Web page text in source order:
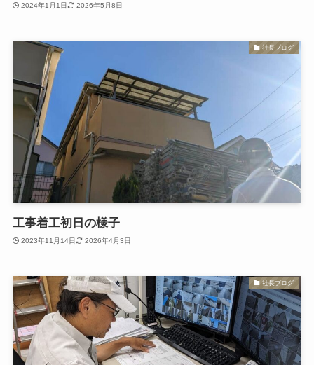
2024年1月1日 2026年5月8日
社長ブログ
工事着工初日の様子
2023年11月14日 2026年4月3日
社長ブログ